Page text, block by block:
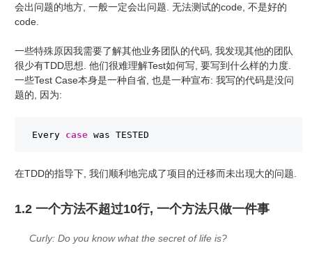
会出问题的地方, 一般一定会出问题. 无法测试的code, 不是好的
code.
一些特殊原因我需要了解其他业务团队的代码, 我发现其他的团队
很少有TDD思想. 他们很难理解Test如何写, 要写到什么样的力度.
一些Test Case本身是一种自省, 也是一种宣布: 我写的代码是没问
题的, 因为:
Every case was TESTED
在TDD的指导下, 我们顺利地完成了项目的迁移而未出现大的问题.
1.2 一个方法不超过10行, 一个方法只做一件事
Curly: Do you know what the secret of life is?